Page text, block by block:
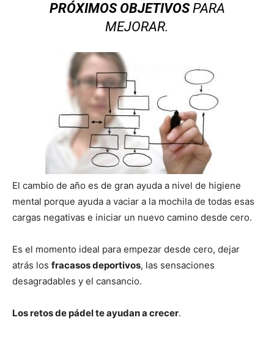
PRÓXIMOS OBJETIVOSPARA
MEJORAR.
El cambio de año es de gran ayuda a nivel de higiene
mental porque ayuda a vaciar a la mochila de todas esas
cargas negativas e iniciar un nuevo camino desde cero.
Es el momento ideal para empezar desde cero, dejar
atrás los fracasos deportivos, las sensaciones
desagradables y el cansancio.
Los retos de pádel te ayudan a crecer.